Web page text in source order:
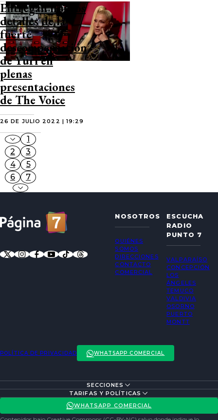
Entregan nuevos
detalles de la
fuerte
descompensación
de Yuri en
plenas
presentaciones
de The Voice
26 DE JULIO 2022 | 19:29
1
2
3
4
5
6
7
NOSOTROS
QUIÉNES
SOMOS
DIRECCIONES
CONTACTO
COMERCIAL
ESCUCHA
RADIO
PUNTO 7
VALPARAÍSO
CONCEPCIÓN
LOS
ÁNGELES
TEMUCO
VALDIVIA
OSORNO
PUERTO
MONTT
POLÍTICA DE PRIVACIDAD WHATSAPP COMERCIAL
SECCIONES
ACTUALIDAD
REDES SOCIALES
TARIFAS Y POLÍTICAS
POLÍTICA DE PRIVACIDAD
WHATSAPP COMERCIAL